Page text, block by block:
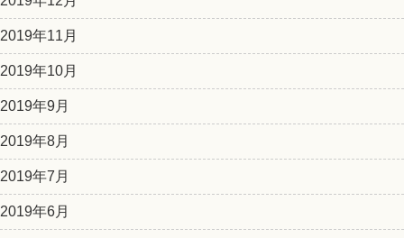
2019年11月
2019年10月
2019年9月
2019年8月
2019年7月
2019年6月